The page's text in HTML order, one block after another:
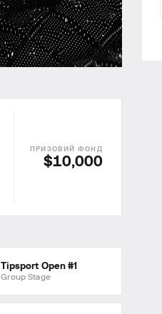
$10,000
Tipsport Open #1
Group Stage